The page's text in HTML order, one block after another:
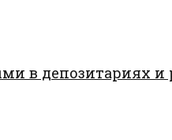
в депозитариях и